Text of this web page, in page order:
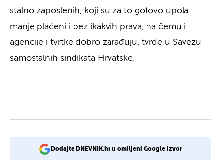
stalno zaposlenih, koji su za to gotovo upola
manje plaćeni i bez ikakvih prava, na čemu i
agencije i tvrtke dobro zarađuju, tvrde u Savezu
samostalnih sindikata Hrvatske.
Dodajte DNEVNIK.hr u omiljeni Google izvor